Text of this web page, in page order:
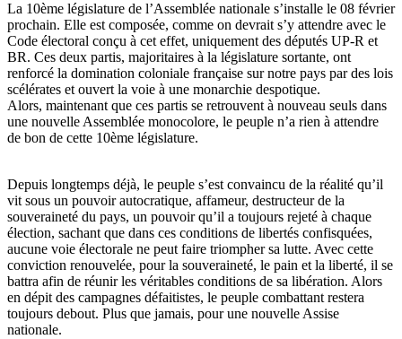
La 10ème législature de l’Assemblée nationale s’installe le 08 février
prochain. Elle est composée, comme on devrait s’y attendre avec le
Code électoral conçu à cet effet, uniquement des députés UP-R et
BR. Ces deux partis, majoritaires à la législature sortante, ont
renforcé la domination coloniale française sur notre pays par des lois
scélérates et ouvert la voie à une monarchie despotique.
Alors, maintenant que ces partis se retrouvent à nouveau seuls dans
une nouvelle Assemblée monocolore, le peuple n’a rien à attendre
de bon de cette 10ème législature.
Depuis longtemps déjà, le peuple s’est convaincu de la réalité qu’il
vit sous un pouvoir autocratique, affameur, destructeur de la
souveraineté du pays, un pouvoir qu’il a toujours rejeté à chaque
élection, sachant que dans ces conditions de libertés confisquées,
aucune voie électorale ne peut faire triompher sa lutte. Avec cette
conviction renouvelée, pour la souveraineté, le pain et la liberté, il se
battra afin de réunir les véritables conditions de sa libération. Alors
en dépit des campagnes défaitistes, le peuple combattant restera
toujours debout. Plus que jamais, pour une nouvelle Assise
nationale.